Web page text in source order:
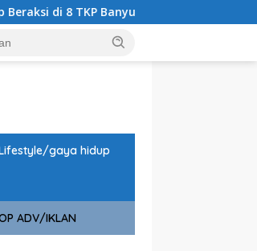
Banyuwangi
gaya hidup
ADV/IKLAN